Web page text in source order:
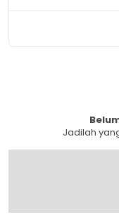
Jadilah